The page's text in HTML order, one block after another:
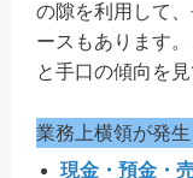
の隙を利用して
ースもあります
と手口の傾向を見
業務上横領が発
現金・預金・